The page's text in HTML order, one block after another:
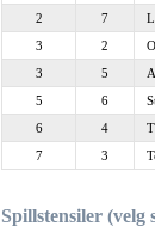
2
7
3
2
3
5
5
6
6
4
7
3
Spillstensiler (velg